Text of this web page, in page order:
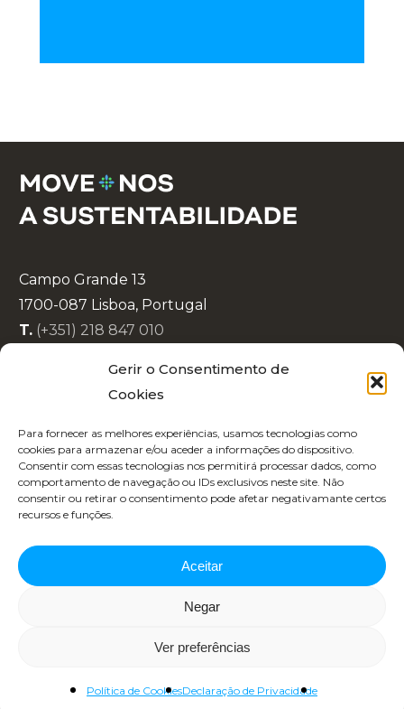
Gerir o Consentimento de
Cookies
Para fornecer as melhores experiências, usamos tecnologias como
cookies para armazenar e/ou aceder a informações do dispositivo.
Consentir com essas tecnologias nos permitirá processar dados, como
comportamento de navegação ou IDs exclusivos neste site. Não
consentir ou retirar o consentimento pode afetar negativamante certos
recursos e funções.
Aceitar
Negar
Ver preferências
Política de CookiesDeclaração de Privacidade
Campo Grande 13
1700-087 Lisboa, Portugal
T. (+351) 218 847 010
Política de Cookies
Código de Conduta
Recrutamento
Copyright 2025 | Designed byRepublica 45